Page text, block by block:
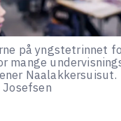
på yngstetrinnet
mange
Naalakkersuisut.